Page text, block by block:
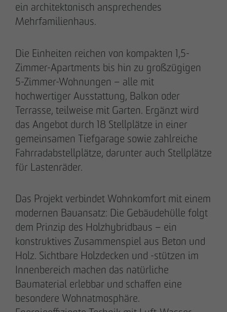
ein architektonisch ansprechendes
Mehrfamilienhaus.
Die Einheiten reichen von kompakten 1,5-
Zimmer-Apartments bis hin zu großzügigen
5-Zimmer-Wohnungen – alle mit
hochwertiger Ausstattung, Balkon oder
Terrasse, teilweise mit Garten. Ergänzt wird
das Angebot durch 18 Stellplätze in einer
gemeinsamen Tiefgarage sowie zahlreiche
Fahrradabstellplätze, darunter auch Stellplätze
für Lastenräder.
Das Projekt verbindet Wohnkomfort mit einem
modernen Bauansatz: Die Gebäudehülle folgt
dem Prinzip des Holzhybridbaus – ein
konstruktives Zusammenspiel aus Beton und
Holz. Sichtbare Holzdecken und -stützen im
Innenbereich machen das natürliche
Baumaterial erlebbar und schaffen eine
besondere Wohnatmosphäre.
28.05.2026
Berlin-Pankow: OTTO WULFF feiert
Spatenstich für erstes Wohnprojekt in
Holzhybridbauweise